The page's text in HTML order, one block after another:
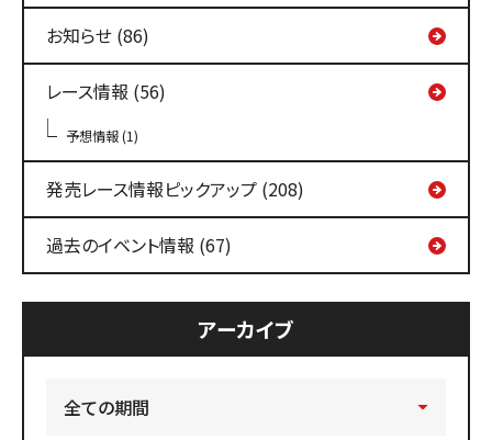
お知らせ (86)
レース情報 (56)
予想情報 (1)
発売レース情報ピックアップ (208)
過去のイベント情報 (67)
アーカイブ